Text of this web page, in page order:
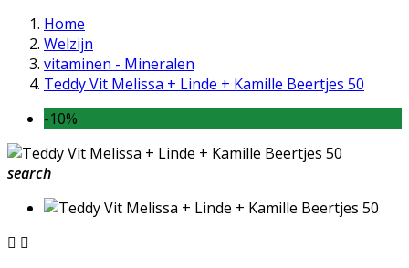
Home
Welzijn
vitaminen - Mineralen
Teddy Vit Melissa + Linde + Kamille Beertjes 50
-10%
search
 